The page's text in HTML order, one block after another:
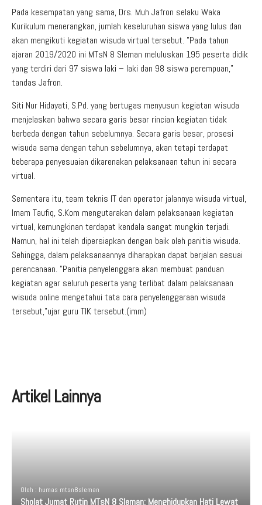
Pada kesempatan yang sama, Drs. Muh Jafron selaku Waka
Kurikulum menerangkan, jumlah keseluruhan siswa yang lulus dan
akan mengikuti kegiatan wisuda virtual tersebut. ”Pada tahun
ajaran 2019/2020 ini MTsN 8 Sleman meluluskan 195 peserta didik
yang terdiri dari 97 siswa laki – laki dan 98 siswa perempuan,”
tandas Jafron.
Siti Nur Hidayati, S.Pd. yang bertugas menyusun kegiatan wisuda
menjelaskan bahwa secara garis besar rincian kegiatan tidak
berbeda dengan tahun sebelumnya. Secara garis besar, prosesi
wisuda sama dengan tahun sebelumnya, akan tetapi terdapat
beberapa penyesuaian dikarenakan pelaksanaan tahun ini secara
virtual.
Sementara itu, team teknis IT dan operator jalannya wisuda virtual,
Imam Taufiq, S.Kom mengutarakan dalam pelaksanaan kegiatan
virtual, kemungkinan terdapat kendala sangat mungkin terjadi.
Namun, hal ini telah dipersiapkan dengan baik oleh panitia wisuda.
Sehingga, dalam pelaksanaannya diharapkan dapat berjalan sesuai
perencanaan. ”Panitia penyelenggara akan membuat panduan
kegiatan agar seluruh peserta yang terlibat dalam pelaksanaan
wisuda online mengetahui tata cara penyelenggaraan wisuda
tersebut,”ujar guru TIK tersebut.(imm)
Artikel Lainnya
Oleh : humas mtsn8sleman
Sholat Jumat Rutin MTsN 8 Sleman: Menghidupkan Hati Lewat